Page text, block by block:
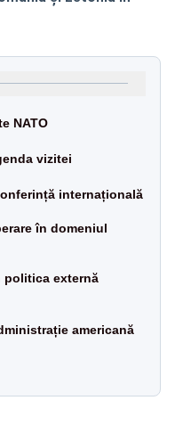
NATO
vizitei
internațională
în domeniul
politica externă
americană